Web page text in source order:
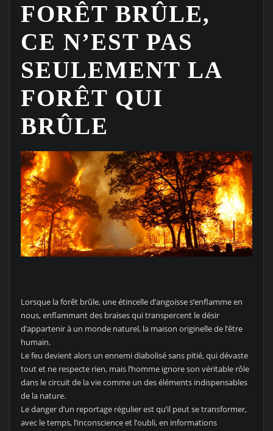
FORÊT BRÛLE,
CE N’EST PAS
SEULEMENT LA
FORÊT QUI
BRÛLE
Lorsque la forêt brûle, une étincelle d’angoisse s’enflamme en
nous, enflammant des braises qui transpercent le désir
d’appartenir à un monde naturel, la maison originelle de l’être
humain.
Le feu devient alors un ennemi diabolisé sans pitié, qui dévaste
tout et ne respecte rien, mais l’homme ignore son véritable rôle
dans le circuit de la vie comme un des éléments indispensables
de la nature.
Le danger d’un reportage régulier est qu’il peut se transformer,
avec le temps, l’inconscience et l’oubli, en informations